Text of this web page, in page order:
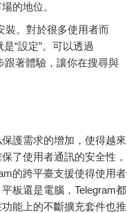
的地位。
。對於很多使用者而
“設定”。可以透過
跟著體驗，讓你在搜尋與
護需求的增加，使得越來
了使用者通訊的安全性，
的跨平臺支援使得使用者
板還是電腦，Telegram都
能上的不斷擴充套件也推